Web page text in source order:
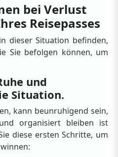
bei Verlust
Reisepasses
dieser Situation befinden,
Sie befolgen können, um
und
Situation.
kann beunruhigend sein,
organisiert bleiben ist
diese ersten Schritte, um